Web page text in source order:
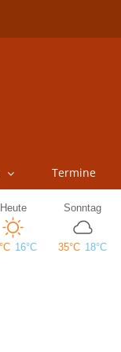
Termine